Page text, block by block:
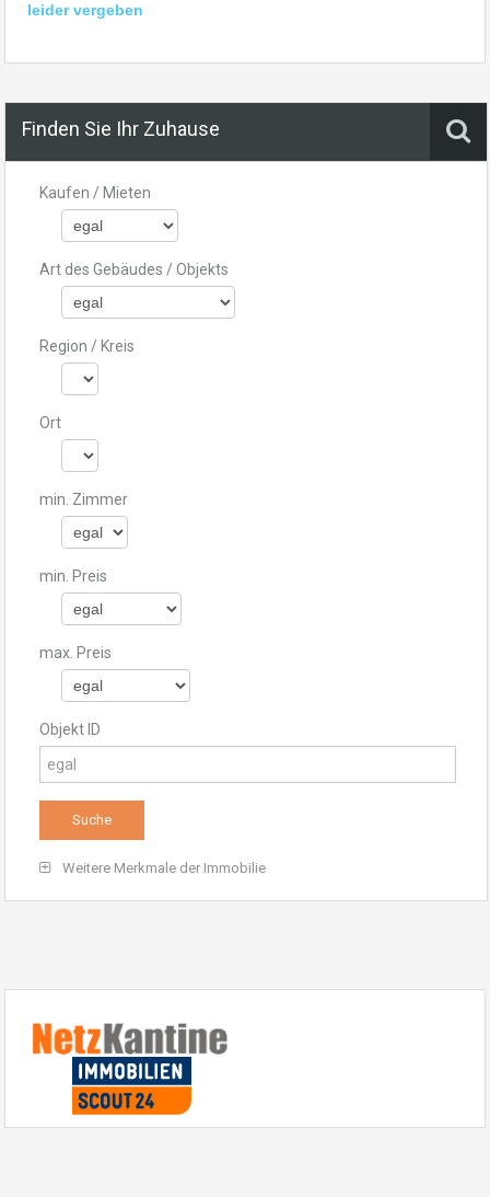
leider vergeben
Finden Sie Ihr Zuhause
Kaufen / Mieten
Art des Gebäudes / Objekts
Region / Kreis
Ort
min. Zimmer
min. Preis
max. Preis
Objekt ID
Weitere Merkmale der Immobilie